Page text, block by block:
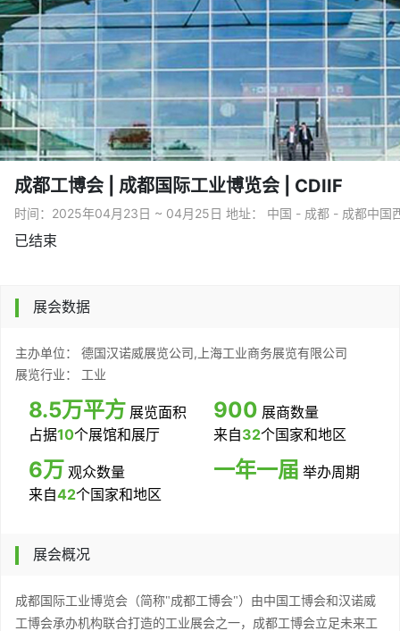
成都工博会 | 成都国际工业博览会 | CDIIF
时间：2025年04月23日 ~ 04月25日 地址： 中国 - 成都 - 成都中国
已结束
展会数据
主办单位： 德国汉诺威展览公司,上海工业商务展览有限公司
展览行业： 工业
8.5万平方 展览面积
占据10个展馆和展厅
900 展商数量
来自32个国家和地区
6万 观众数量
来自42个国家和地区
一年一届 举办周期
展会概况
成都国际工业博览会（简称"成都工博会"）由中国工博会和汉诺威
工博会承办机构联合打造的工业展会之一，成都工博会立足未来工